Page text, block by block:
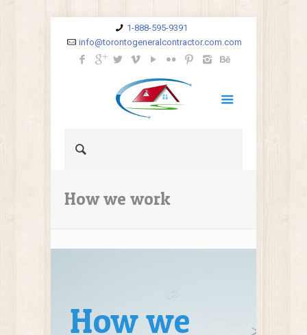
1-888-595-9391
info@torontogeneralcontractor.com.com
How we work
How we